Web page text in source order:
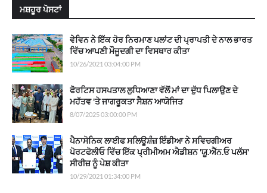
ਮਸ਼ਹੂਰ ਪੋਸਟਾਂ
ਵੇਵਿਨ ਨੇ ਇੱਕ ਹੋਰ ਨਿਰਮਾਣ ਪਲਾਂਟ ਦੀ ਪ੍ਰਾਪਤੀ ਦੇ ਨਾਲ ਭਾਰਤ
ਵਿੱਚ ਆਪਣੀ ਮੌਜੂਦਗੀ ਦਾ ਵਿਸਥਾਰ ਕੀਤਾ
10/26/2021 03:04:00 PM
ਫੋਰਟਿਸ ਹਸਪਤਾਲ ਲੁਧਿਆਣਾ ਵੱਲੋਂ ਮਾਂ ਦਾ ਦੁੱਧ ਪਿਲਾਉਣ ਦੇ
ਮਹੱਤਵ 'ਤੇ ਜਾਗਰੂਕਤਾ ਸੈਸ਼ਨ ਆਯੋਜਿਤ
8/07/2025 03:00:00 PM
ਪੈਨਾਸੋਨਿਕ ਲਾਈਫ ਸਲਿਊਸ਼ੰਜ਼ ਇੰਡੀਆ ਨੇ ਸਵਿਚਗੀਅਰ
ਪੋਰਟਫੋਲੀਓ ਵਿੱਚ ਇੱਕ ਪ੍ਰੀਮੀਅਮ ਐਡੀਸ਼ਨ 'ਯੂ.ਐੱਨ.ਓ ਪਲੱਸ'
ਸੀਰੀਜ਼ ਨੂੰ ਪੇਸ਼ ਕੀਤਾ
10/29/2021 01:34:00 PM